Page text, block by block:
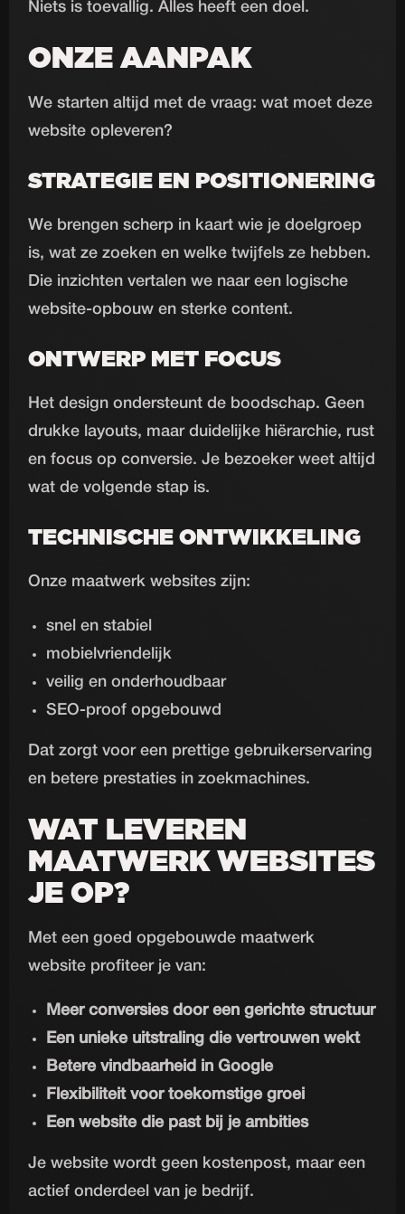
Niets is toevallig. Alles heeft een doel.
ONZE AANPAK
We starten altijd met de vraag: wat moet deze
website opleveren?
STRATEGIE EN POSITIONERING
We brengen scherp in kaart wie je doelgroep
is, wat ze zoeken en welke twijfels ze hebben.
Die inzichten vertalen we naar een logische
website-opbouw en sterke content.
ONTWERP MET FOCUS
Het design ondersteunt de boodschap. Geen
drukke layouts, maar duidelijke hiërarchie, rust
en focus op conversie. Je bezoeker weet altijd
wat de volgende stap is.
TECHNISCHE ONTWIKKELING
Onze maatwerk websites zijn:
snel en stabiel
mobielvriendelijk
veilig en onderhoudbaar
SEO-proof opgebouwd
Dat zorgt voor een prettige gebruikerservaring
en betere prestaties in zoekmachines.
WAT LEVEREN
MAATWERK WEBSITES
JE OP?
Met een goed opgebouwde maatwerk
website profiteer je van:
Meer conversies door een gerichte structuur
Een unieke uitstraling die vertrouwen wekt
Betere vindbaarheid in Google
Flexibiliteit voor toekomstige groei
Een website die past bij je ambities
Je website wordt geen kostenpost, maar een
actief onderdeel van je bedrijf.